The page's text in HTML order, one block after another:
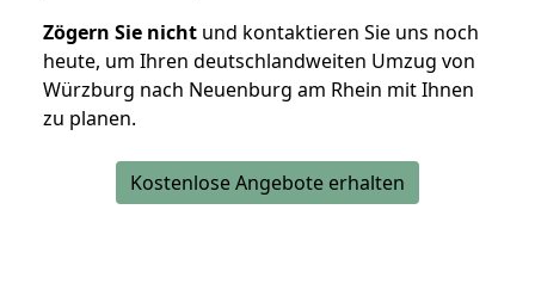
Zögern Sie nicht und kontaktieren Sie uns noch
heute, um Ihren deutschlandweiten Umzug von
Würzburg nach Neuenburg am Rhein mit Ihnen
zu planen.
Kostenlose Angebote erhalten